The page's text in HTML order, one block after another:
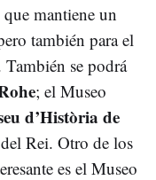
que mantiene un
también para el
se podrá
; el Museo
d’Història de
Rei. Otro de los
es el Museo